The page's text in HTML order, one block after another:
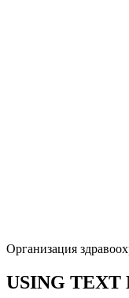
Организация
USING TEXT